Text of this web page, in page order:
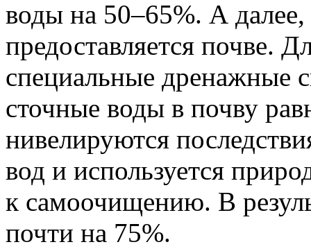
воды на 50–65%. А
предоставляется почве.
специальные дренажные
сточные воды в почву
нивелируются
вод и используется
к самоочищению. В
почти на 75%.